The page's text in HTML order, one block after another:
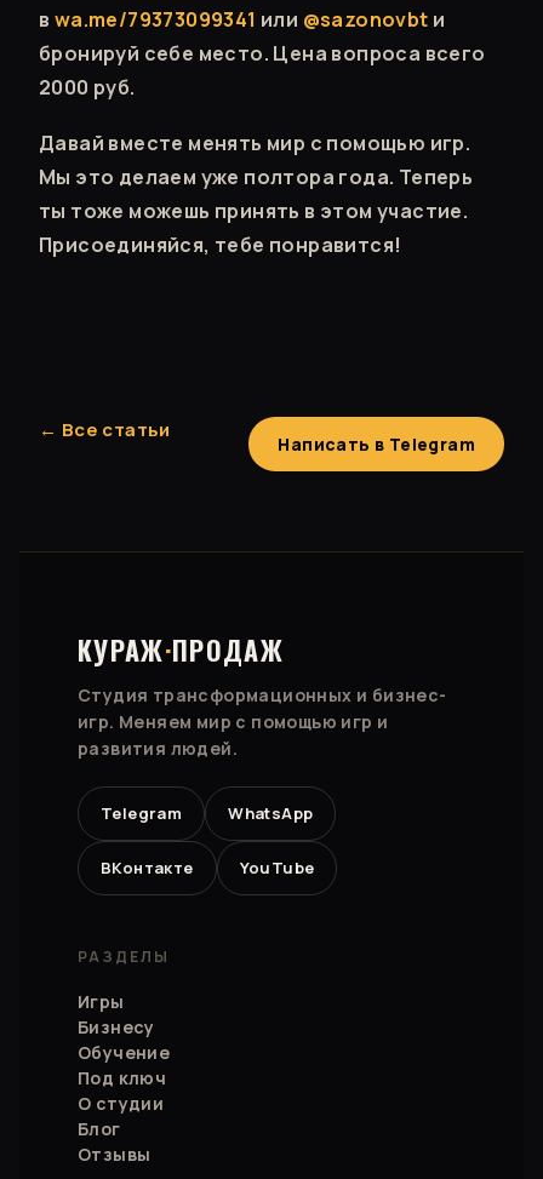
в wa.me/79373099341 или @sazonovbt и
бронируй себе место. Цена вопроса всего
2000 руб.
Давай вместе менять мир с помощью игр.
Мы это делаем уже полтора года. Теперь
ты тоже можешь принять в этом участие.
Присоединяйся, тебе понравится!
← Все статьи
Написать в Telegram
КУРАЖ·ПРОДАЖ
Студия трансформационных и бизнес-
игр. Меняем мир с помощью игр и
развития людей.
Telegram WhatsApp
ВКонтакте YouTube
РАЗДЕЛЫ
Игры
Бизнесу
Обучение
Под ключ
О студии
Блог
Отзывы